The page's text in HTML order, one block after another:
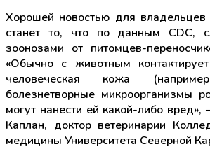
Хорошей новостью для
станет то, что по данным CDC,
зоонозами от питомцев-
«Обычно с животным
человеческая кожа
болезнетворные микроорганизмы
могут нанести ей какой-либо вред»,
Каплан, доктор ветеринарии
медицины Университета Северной